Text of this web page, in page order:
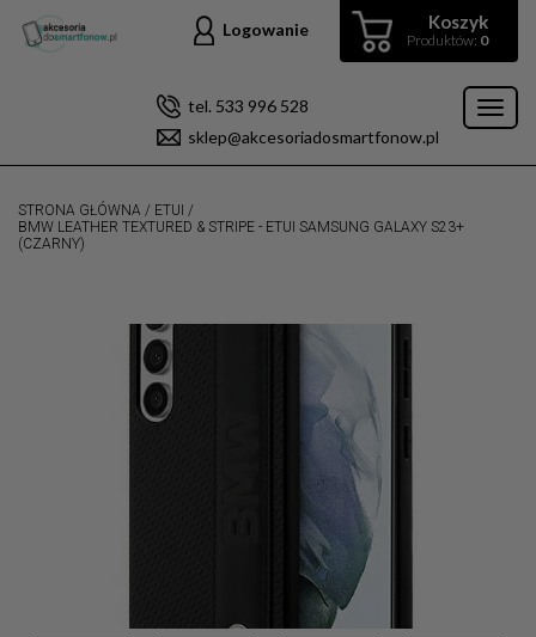
Koszyk
Produktów: 0
Logowanie
tel. 533 996 528
sklep@akcesoriadosmartfonow.pl
STRONA GŁÓWNA / ETUI /
BMW LEATHER TEXTURED & STRIPE - ETUI SAMSUNG GALAXY S23+
(CZARNY)